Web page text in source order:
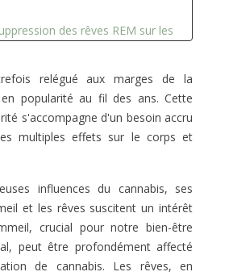
des rêves REM sur les
régulation du sommeil et des
relégué aux marges de la
popularité au fil des ans. Cette
s'accompagne d'un besoin accru
multiples effets sur le corps et
influences du cannabis, ses
et les rêves suscitent un intérêt
crucial pour notre bien-être
peut être profondément affecté
de cannabis. Les rêves, en